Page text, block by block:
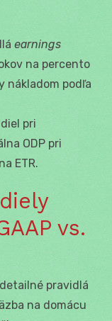
earnings
na percento
nákladom podľa
pri
ODP pri
ETR.
vs.
detailné pravidlá
na domácu